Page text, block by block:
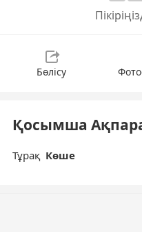
Бөлісу
Қосымша
Тұрақ Көше